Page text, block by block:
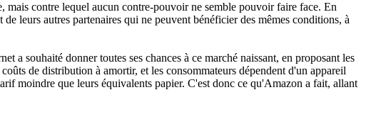
contre lequel aucun contre-pouvoir ne semble pouvoir faire face. En
leurs autres partenaires qui ne peuvent bénéficier des mêmes conditions, à
a souhaité donner toutes ses chances à ce marché naissant, en proposant les
de distribution à amortir, et les consommateurs dépendent d'un appareil
moindre que leurs équivalents papier. C'est donc ce qu'Amazon a fait, allant